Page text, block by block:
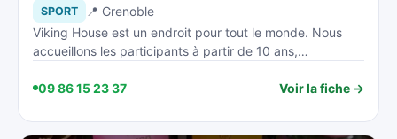
SPORT
📍 Grenoble
Viking House est un endroit pour tout le monde. Nous
accueillons les participants à partir de 10 ans,…
09 86 15 23 37 Voir la fiche →